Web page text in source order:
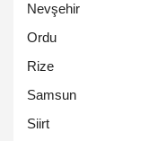
Nevşehir
Ordu
Rize
Samsun
Siirt